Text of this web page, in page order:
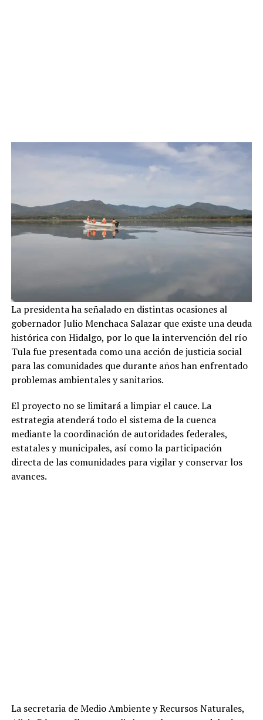
La presidenta ha señalado en distintas ocasiones al
gobernador Julio Menchaca Salazar que existe una deuda
histórica con Hidalgo, por lo que la intervención del río
Tula fue presentada como una acción de justicia social
para las comunidades que durante años han enfrentado
problemas ambientales y sanitarios.
El proyecto no se limitará a limpiar el cauce. La
estrategia atenderá todo el sistema de la cuenca
mediante la coordinación de autoridades federales,
estatales y municipales, así como la participación
directa de las comunidades para vigilar y conservar los
avances.
La secretaria de Medio Ambiente y Recursos Naturales,